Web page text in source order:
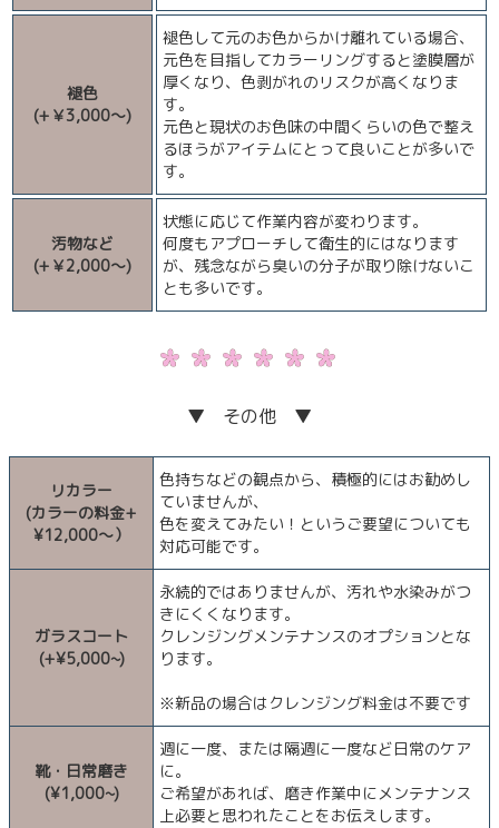
褪色
(+￥3,000～)
褪色して元のお色からかけ離れている場合、
元色を目指してカラーリングすると塗膜層が
厚くなり、色剥がれのリスクが高くなりま
す。
元色と現状のお色味の中間くらいの色で整え
るほうがアイテムにとって良いことが多いで
す。
汚物など
(+￥2,000～)
状態に応じて作業内容が変わります。
何度もアプローチして衛生的にはなります
が、残念ながら臭いの分子が取り除けないこ
とも多いです。
▼ その他 ▼
リカラー
(カラーの料金+
¥12,000〜）
色持ちなどの観点から、積極的にはお勧めし
ていませんが、
色を変えてみたい！というご要望についても
対応可能です。
ガラスコート
(+¥5,000~)
永続的ではありませんが、汚れや水染みがつ
きにくくなります。
クレンジングメンテナンスのオプションとな
ります。
※新品の場合はクレンジング料金は不要です
靴・日常磨き
(¥1,000~)
週に一度、または隔週に一度など日常のケア
に。
ご希望があれば、磨き作業中にメンテナンス
上必要と思われたことをお伝えします。